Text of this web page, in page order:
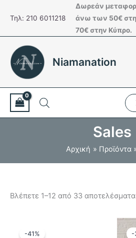
στοΤηλ: 210 6011218
Δωρεάν
άνω των 50€
70€ στην Κύπρο.
Niamanation
Sales
Αρχική Προϊόντα
Βλέπετε 1–12 από 33 αποτελέσματα
-41% -